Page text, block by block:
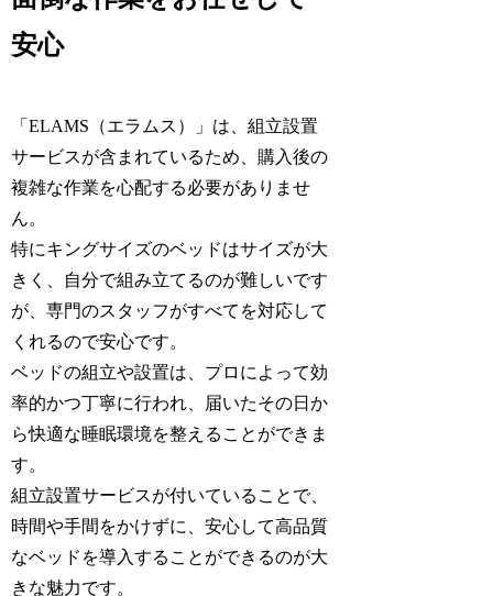
安心
「ELAMS（エラムス）」は、組立設置
サービスが含まれているため、購入後の
複雑な作業を心配する必要がありませ
ん。
特にキングサイズのベッドはサイズが大
きく、自分で組み立てるのが難しいです
が、専門のスタッフがすべてを対応して
くれるので安心です。
ベッドの組立や設置は、プロによって効
率的かつ丁寧に行われ、届いたその日か
ら快適な睡眠環境を整えることができま
す。
組立設置サービスが付いていることで、
時間や手間をかけずに、安心して高品質
なベッドを導入することができるのが大
きな魅力です。